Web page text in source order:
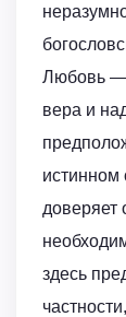
Любовь —
вера и
истинном
доверяет
здесь